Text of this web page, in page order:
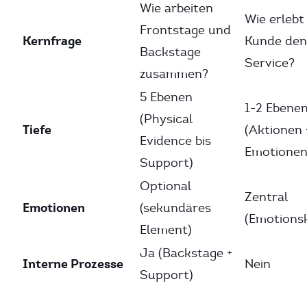
Kernfrage
Wie arbeiten
Frontstage und
Backstage
zusammen?
Wie
Kunde den
Service?
Tiefe
5 Ebenen
(Physical
Evidence bis
Support)
1-2
(Aktionen
Emotionen
Optional
(sekundäres
Element)
Zentral
Interne Prozesse
Ja (Backstage +
Support)
Nein